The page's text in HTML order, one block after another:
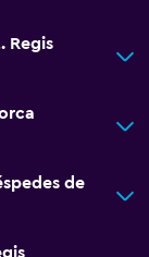
Regis
de